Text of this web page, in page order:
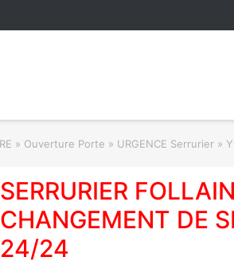
» Ouverture Porte » URGENCE Serrurier »
SERRURIER
CHANGEMENT DE
24/24